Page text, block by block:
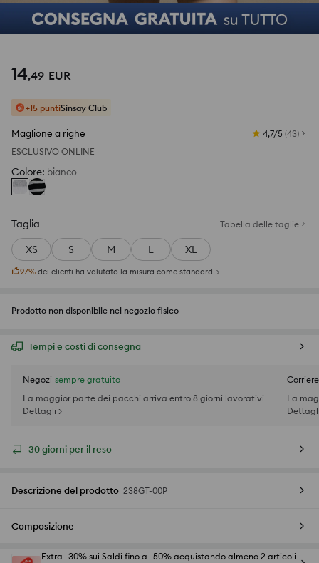
14,49 EUR
+15 puntiSinsay Club
Maglione a righe 4,7/5 (43)
ESCLUSIVO ONLINE
Colore: bianco
Taglia Tabella delle taglie
XS S M L XL
97%dei clienti ha valutato la misura come standard
Prodotto non disponibile nel negozio fisico
Tempi e costi di consegna
Negozi sempre gratuito
La maggior parte dei pacchi arriva entro 8 giorni lavorativi
Dettagli >
La
30 giorni per il reso
Descrizione del prodotto 238GT-00P
Composizione
Extra -30% sui Saldi fino a -50% acquistando almeno 2 articoli